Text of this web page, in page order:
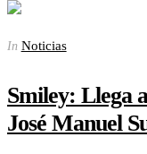
In Noticias
Smiley: Llega
José Manuel